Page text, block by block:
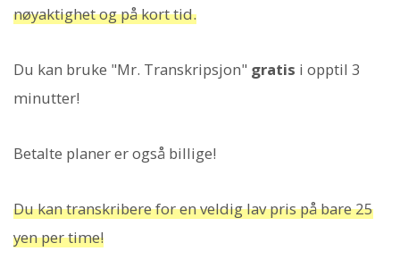
nøyaktighet og på kort tid.
Du kan bruke "Mr. Transkripsjon" gratis i opptil 3
minutter!
Betalte planer er også billige!
Du kan transkribere for en veldig lav pris på bare 25
yen per time!